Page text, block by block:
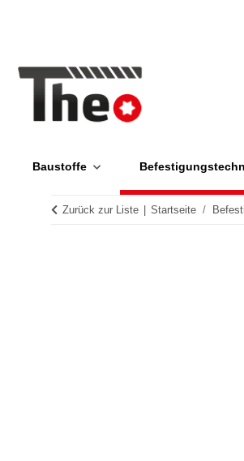
Baustoffe
Zurück zur Liste Startseite